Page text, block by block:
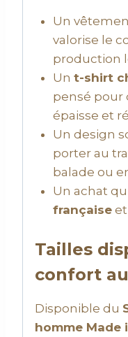
Un
valorise le
production
Un t-shirt
pensé pour
épaisse et
Un design
porter au
balade ou
Un achat
françaiseet
Tailles
confort
Disponible du
homme Made